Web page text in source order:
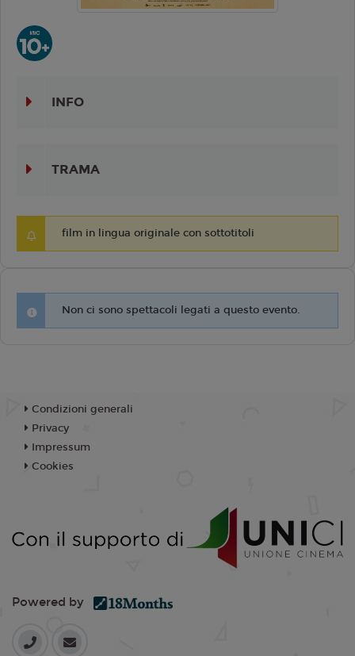
INFO
TRAMA
film in lingua originale con sottotitoli
Non ci sono spettacoli legati a questo evento.
Condizioni generali
Privacy
Impressum
Cookies
Powered by